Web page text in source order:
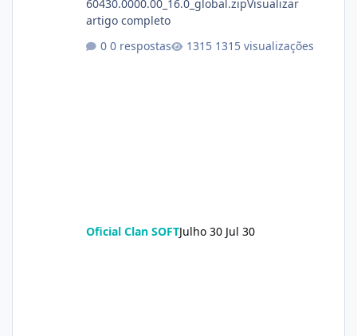
60430.0000.00_16.0_global.zipVisualizar
artigo completo
0 respostas
1315 visualizações
Oficial Clan SOFTJulho 30 Jul 30